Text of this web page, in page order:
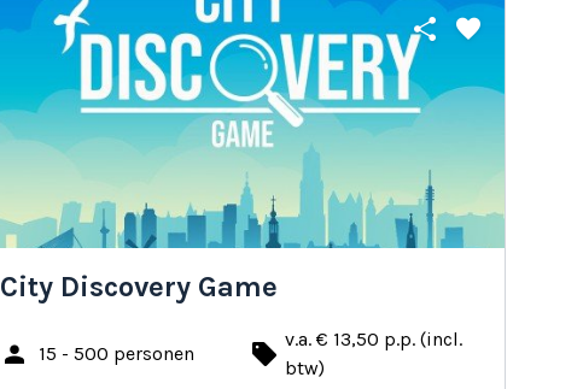
share favorite
City Discovery Game
person
15 - 500 personen local_offer v.a. € 13,50 p.p. (incl.
btw)